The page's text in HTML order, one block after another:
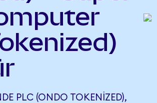
PLC (ONDO TOKENIZED),